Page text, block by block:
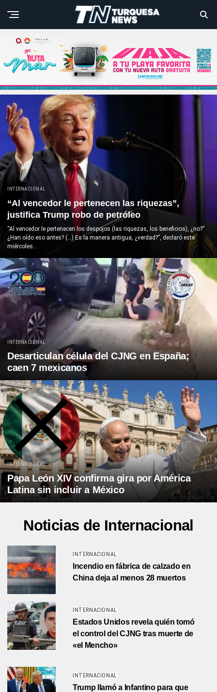
INTERNACIONAL
“Al vencedor le pertenecen las riquezas”,
justifica Trump robo de petróleo
“Al vencedor le pertenecen los despojos (las riquezas, los beneficios), ¿no?”
¿Han oído eso antes? (…) Es la manera antigua, ¿verdad?”, declaró este
miércoles...
INTERNACIONAL
Desarticulan célula del CJNG en España;
caen 7 mexicanos
INTERNACIONAL
Papa León XIV confirma gira por América
Latina sin incluir a México
Noticias de Internacional
INTERNACIONAL
Incendio en fábrica de calzado en
China deja al menos 28 muertos
INTERNACIONAL
Estados Unidos revela quién tomó
el control del CJNG tras muerte de
«el Mencho»
INTERNACIONAL
Trump llamó a Infantino para que